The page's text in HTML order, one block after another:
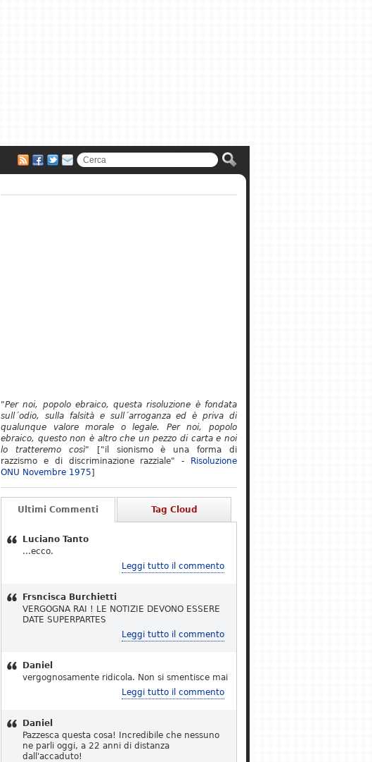
"Per noi, popolo ebraico, questa risoluzione è fondata
sull´odio, sulla falsità e sull´arroganza ed è priva di
qualunque valore morale o legale. Per noi, popolo
ebraico, questo non è altro che un pezzo di carta e noi
lo tratteremo così" ["il sionismo è una forma di
razzismo e di discriminazione razziale" -
Risoluzione
ONU Novembre 1975]
Ultimi Commenti Tag Cloud
Luciano Tanto
...ecco.
Leggi tutto il commento
Frsncisca Burchietti
VERGOGNA RAI ! LE NOTIZIE DEVONO ESSERE
DATE SUPERPARTES
Leggi tutto il commento
Daniel
vergognosamente ridicola. Non si smentisce mai
Leggi tutto il commento
Daniel
Pazzesca questa cosa! Incredibile che nessuno
ne parli oggi, a 22 anni di distanza
dall'accaduto!